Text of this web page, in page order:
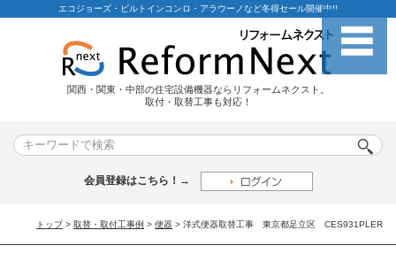
エコジョーズ・ビルトインコンロ・アラウーノなど冬得セール開催中!!
関西・関東・中部の住宅設備機器ならリフォームネクスト。
取付・取替工事も対応！
会員登録はこちら！→
トップ > 取替・取付工事例 > 便器 > 洋式便器取替工事 東京都足立区 CES931PLER